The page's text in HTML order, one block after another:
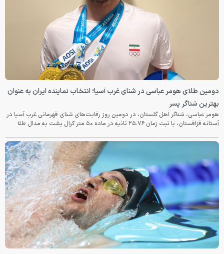
دومین طلای هومر عباسی در شنای غرب آسیا؛ انتخاب نماینده ایران به عنوان
بهترین شناگر پسر
هومر عباسی، شناگر اهل گلستان، در دومین روز رقابت‌های شنای قهرمانی غرب آسیا در
آستانه قزاقستان، با ثبت زمان ۲۵.۷۶ ثانیه در ماده ۵۰ متر کرال پشت به مدال طلا